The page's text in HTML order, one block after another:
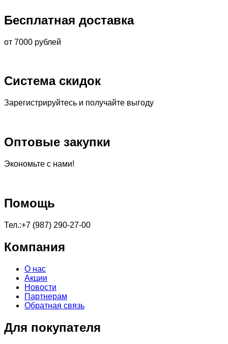
Бесплатная доставка
от 7000 рублей
Система скидок
Зарегистрируйтесь и получайте выгоду
Оптовые закупки
Экономьте с нами!
Помощь
Тел.:+7 (987) 290-27-00
Компания
О нас
Акции
Новости
Партнерам
Обратная связь
Для покупателя